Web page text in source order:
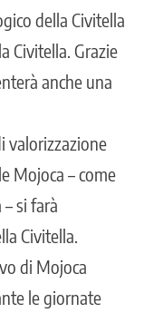
della Civitella
Civitella. Grazie
anche una
valorizzazione
Mojoca – come
si farà
Civitella.
di Mojoca
le giornate